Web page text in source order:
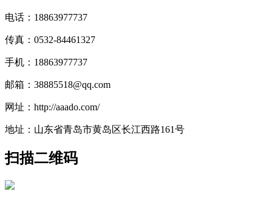
电话：18863977737
传真：0532-84461327
手机：18863977737
邮箱：38885518@qq.com
网址：http://aaado.com/
地址：山东省青岛市黄岛区长江西路161号
扫描二维码